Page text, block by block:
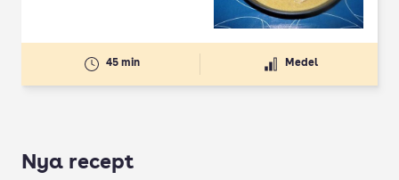
45 min Medel
Nya recept